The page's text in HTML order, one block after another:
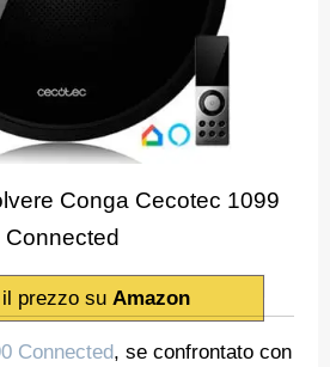
Conga Cecotec 1099
Connected
prezzo su Amazon
Connected, se confrontato con